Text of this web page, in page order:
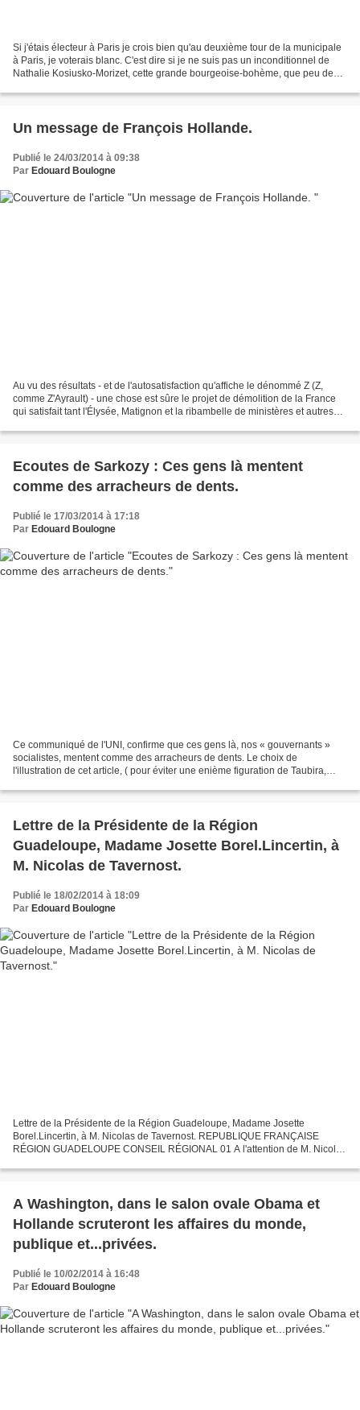
Si j'étais électeur à Paris je crois bien qu'au deuxième tour de la municipale
à Paris, je voterais blanc. C'est dire si je ne suis pas un inconditionnel de
Nathalie Kosiusko-Morizet, cette grande bourgeoise-bohème, que peu de
Un message de François Hollande.
Publié le 24/03/2014 à 09:38
Par Edouard Boulogne
Au vu des résultats - et de l'autosatisfaction qu'affiche le dénommé Z (Z,
comme Z'Ayrault) - une chose est sûre le projet de démolition de la France
qui satisfait tant l'Élysée, Matignon et la ribambelle de ministères et autres
Ecoutes de Sarkozy : Ces gens là mentent
comme des arracheurs de dents.
Publié le 17/03/2014 à 17:18
Par Edouard Boulogne
Ce communiqué de l'UNI, confirme que ces gens là, nos « gouvernants »
socialistes, mentent comme des arracheurs de dents. Le choix de
l'illustration de cet article, ( pour éviter une enième figuration de Taubira,
Lettre de la Présidente de la Région
Guadeloupe, Madame Josette Borel.Lincertin, à
M. Nicolas de Tavernost.
Publié le 18/02/2014 à 18:09
Par Edouard Boulogne
Lettre de la Présidente de la Région Guadeloupe, Madame Josette
Borel.Lincertin, à M. Nicolas de Tavernost. REPUBLIQUE FRANÇAISE
RÉGION GUADELOUPE CONSEIL RÉGIONAL 01 A l'attention de M. Nicolas
A Washington, dans le salon ovale Obama et
Hollande scruteront les affaires du monde,
publique et...privées.
Publié le 10/02/2014 à 16:48
Par Edouard Boulogne